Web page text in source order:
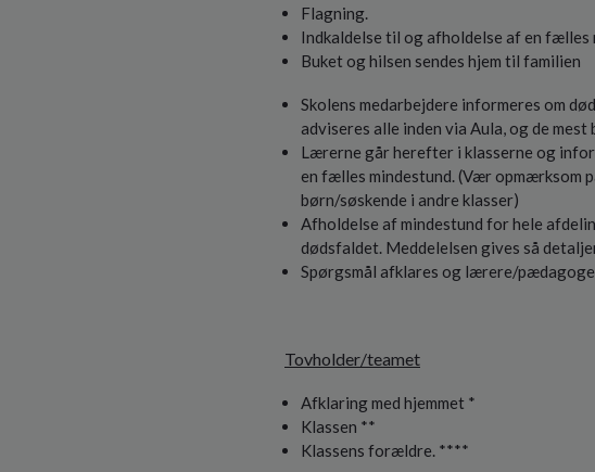
Flagning.
Indkaldelse til og afholdelse af en fælles
Buket og hilsen sendes hjem til familien
Skolens medarbejdere informeres om
adviseres alle inden via Aula, og de
Lærerne går herefter i klasserne og
en fælles mindestund. (Vær opmærksom
børn/søskende i andre klasser)
Afholdelse af mindestund for hele
dødsfaldet. Meddelelsen gives så
Spørgsmål afklares og lærere/
Tovholder/teamet
Afklaring med hjemmet *
Klassen **
Klassens forældre. ****